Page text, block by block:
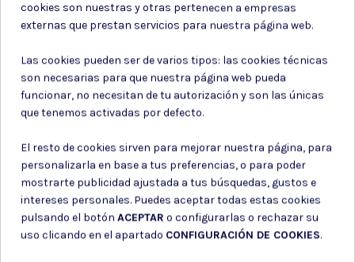
Consiento el uso de mis datos para los fines indicados en la
Política de privacidad
Consiento el uso de mis datos personales para recibir publicidad
de su entidad.
cookies son nuestras y otras pertenecen a empresas
externas que prestan servicios para nuestra página web.
Las cookies pueden ser de varios tipos: las cookies técnicas
son necesarias para que nuestra página web pueda
funcionar, no necesitan de tu autorización y son las únicas
que tenemos activadas por defecto.
El resto de cookies sirven para mejorar nuestra página, para
personalizarla en base a tus preferencias, o para poder
mostrarte publicidad ajustada a tus búsquedas, gustos e
intereses personales. Puedes aceptar todas estas cookies
pulsando el botón ACEPTAR o configurarlas o rechazar su
uso clicando en el apartado CONFIGURACIÓN DE COOKIES.